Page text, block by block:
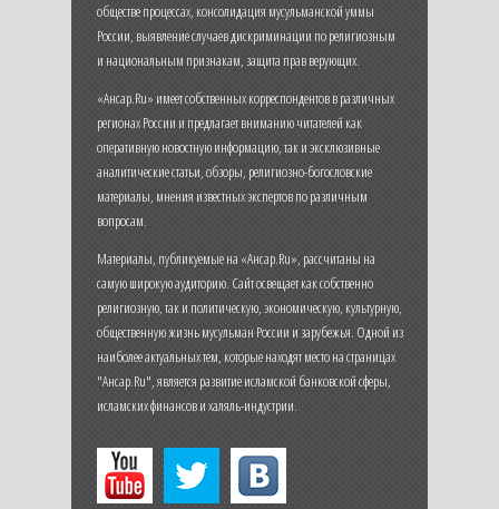
обществе процессах, консолидация мусульманской уммы
России, выявление случаев дискриминации по религиозным
и национальным признакам, защита прав верующих.
«Ансар.Ru» имеет собственных корреспондентов в различных
регионах России и предлагает вниманию читателей как
оперативную новостную информацию, так и эксклюзивные
аналитические статьи, обзоры, религиозно-богословские
материалы, мнения известных экспертов по различным
вопросам.
Материалы, публикуемые на «Ансар.Ru», рассчитаны на
самую широкую аудиторию. Сайт освещает как собственно
религиозную, так и политическую, экономическую, культурную,
общественную жизнь мусульман России и зарубежья. Одной из
наиболее актуальных тем, которые находят место на страницах
"Ансар.Ru", является развитие исламской банковской сферы,
исламских финансов и халяль-индустрии.